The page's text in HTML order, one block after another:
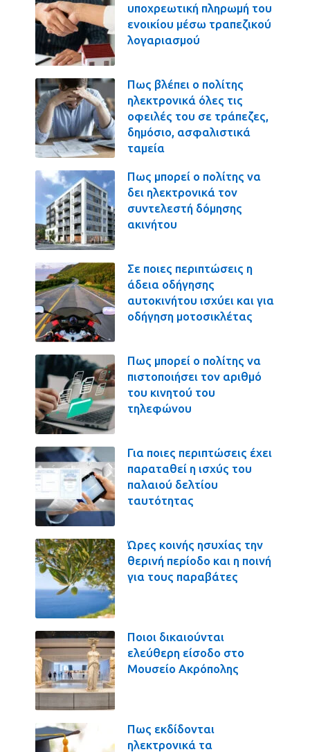
υποχρεωτική πληρωμή του
ενοικίου μέσω τραπεζικού
λογαριασμού
Πως βλέπει ο πολίτης
ηλεκτρονικά όλες τις
οφειλές του σε τράπεζες,
δημόσιο, ασφαλιστικά
ταμεία
Πως μπορεί ο πολίτης να
δει ηλεκτρονικά τον
συντελεστή δόμησης
ακινήτου
Σε ποιες περιπτώσεις η
άδεια οδήγησης
αυτοκινήτου ισχύει και για
οδήγηση μοτοσικλέτας
Πως μπορεί ο πολίτης να
πιστοποιήσει τον αριθμό
του κινητού του
τηλεφώνου
Για ποιες περιπτώσεις έχει
παραταθεί η ισχύς του
παλαιού δελτίου
ταυτότητας
Ώρες κοινής ησυχίας την
θερινή περίοδο και η ποινή
για τους παραβάτες
Ποιοι δικαιούνται
ελεύθερη είσοδο στο
Μουσείο Ακρόπολης
Πως εκδίδονται
ηλεκτρονικά τα